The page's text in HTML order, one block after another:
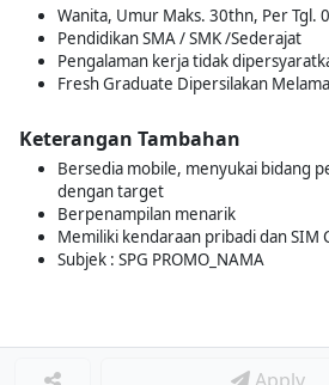
Wanita, Umur Maks. 30thn, Per Tgl.
Pendidikan SMA / SMK /Sederajat
Pengalaman kerja tidak
Fresh Graduate Dipersilakan
Keterangan Tambahan
Bersedia mobile, menyukai bidang
dengan target
Berpenampilan menarik
Memiliki kendaraan pribadi dan SIM
Subjek : SPG PROMO_NAMA